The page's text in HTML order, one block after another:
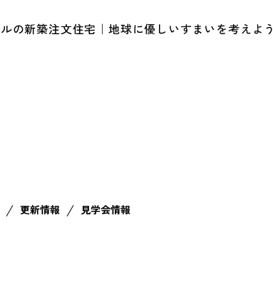
の新築注文住宅｜地球に優しいすまいを考えよう
更新情報 見学会情報